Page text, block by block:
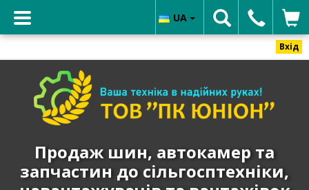
Вхід
ЮНИОН"
автокамер
Продаж шин, автокамер та
запчастин до сільгосптехніки,
UA